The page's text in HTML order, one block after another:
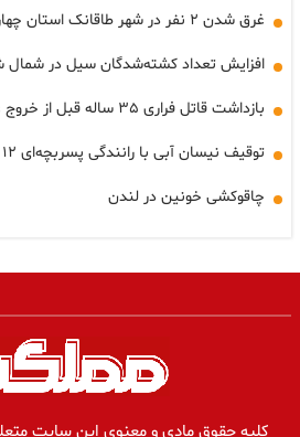
غرق شدن ۲ نفر در شهر طاقانک استان چهارمحال و بختیاری
افزایش تعداد کشته‌شدگان سیل در شمال شرقی
بازداشت قاتل فراری ۳۵ ساله قبل از خروج غیرقانونی از مرز
توقیف نیسان آبی با رانندگی پسربچه‌ای ۱۲ ساله در آزادراه قزوین زنجان
چاقوکشی خونین در لندن